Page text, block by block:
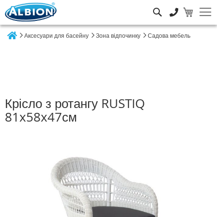
Аксесуари для басейну Зона відпочинку Садова мебель
Крісло з ротангу RUSTIQ
81x58x47см